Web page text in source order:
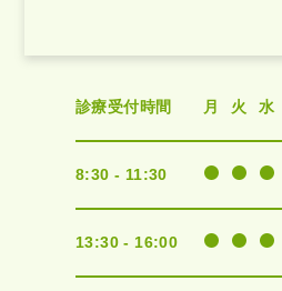
診療受付時間 月 火 水
8:30 - 11:30
13:30 - 16:00